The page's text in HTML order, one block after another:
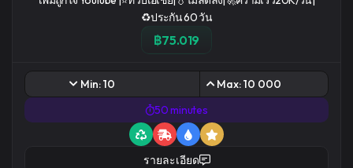
♻️ประกัน 60 วัน
฿75.019
Min: 10
Max: 10 000
50 minutes
รายละเอียด